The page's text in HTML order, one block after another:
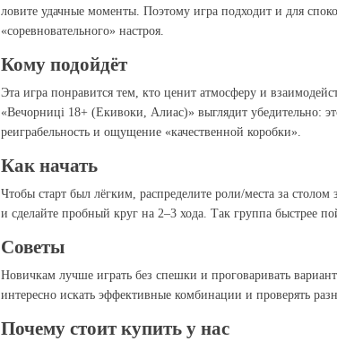
ловите удачные моменты. Поэтому игра подходит и для
«соревновательного» настроя.
Кому подойдёт
Эта игра понравится тем, кто ценит атмосферу и
«Вечорниці 18+ (Екивоки, Алиас)» выглядит убедительно:
реиграбельность и ощущение «качественной коробки».
Как начать
Чтобы старт был лёгким, распределите роли/места за столом
и сделайте пробный круг на 2–3 хода. Так группа быстрее
Советы
Новичкам лучше играть без спешки и проговаривать
интересно искать эффективные комбинации и проверять
Почему стоит купить у нас